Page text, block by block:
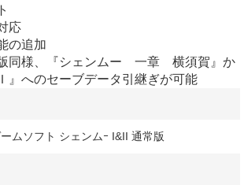
応
の追加
同様、『シェンムー 一章 横須賀』か
』へのセーブデータ引継ぎが可能
ムソフト シェンムｰ I&II 通常版